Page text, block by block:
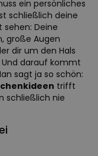
ein persönliches
schließlich deine
sehen: Deine
große Augen
dir um den Hals
Und darauf kommt
sagt ja so schön:
trifft
schließlich nie